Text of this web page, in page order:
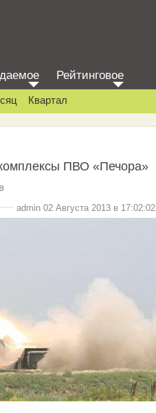
Рейтинговое
Квартал
ПВО «Печора»
admin 02 Августа 2013 в 17:02:02